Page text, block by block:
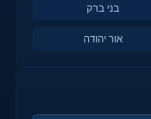
בני ברק
אור יהודה